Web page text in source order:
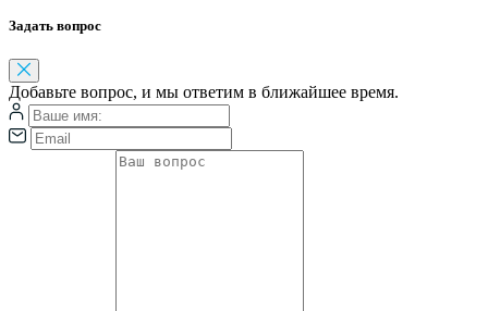
Задать вопрос
Добавьте вопрос, и мы ответим в ближайшее время.